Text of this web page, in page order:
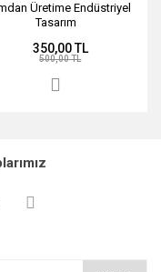
Üretime Endüstriyel
Tasarım
350,00 TL
500,00 TL